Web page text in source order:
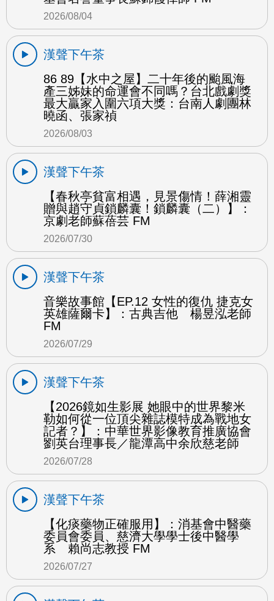
2026/08/04
漢聲下午茶
86 89【水中之屋】二十年後的颱風海
產三姊妹的命運會不同嗎？台北戲劇獎
最大贏家入圍六項大獎：台南人劇團林
曉函、張家禎
2026/08/03
漢聲下午茶
【春秋亭貧富相遇，見景傷情！薛湘靈
贈與趙守貞鎖麟囊！鎖麟囊（二）】：
京劇老師蘇蓓芸 FM
2026/07/30
漢聲下午茶
音樂故事館【EP.12 女性的復仇 捷克女
英雄薩爾卡】：古典吉他 楊昱泓老師
FM
2026/07/29
漢聲下午茶
【2026鏡如生影展 她眼中的世界黎米
勒如何從一位頂尖雜誌模特成為戰地女
記者？】：中華世界影像教育推廣協會
劉英台理事長／龍潭高中余欣慈老師
2026/07/28
漢聲下午茶
【化痰藥物正確服用】：消基會中醫藥
委員會委員、慈濟大學學士後中醫學
系 賴尚志教授 FM
2026/07/27